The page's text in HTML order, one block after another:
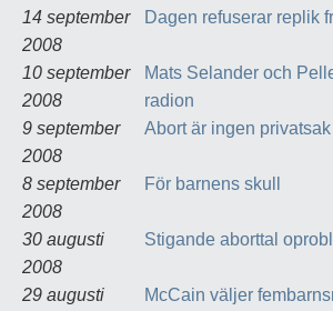
14 september
2008
Dagen refuserar replik
10 september
2008
Mats Selander och
radion
9 september
2008
Abort är ingen privatsak
8 september
2008
För barnens skull
30 augusti
2008
Stigande aborttal
29 augusti
McCain väljer